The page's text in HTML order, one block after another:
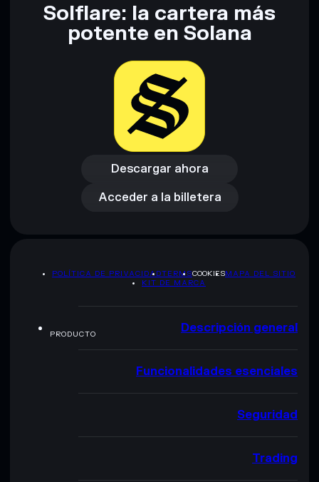
Solflare: la cartera más
potente en Solana
Descargar ahora
Descargar ahora
Acceder a la billetera
Acceder a la billetera
POLÍTICA DE PRIVACIDADTERMSCOOKIESMAPA DEL SITIO
KIT DE MARCA
PRODUCTO Descripción general
Funcionalidades esenciales
Seguridad
Trading